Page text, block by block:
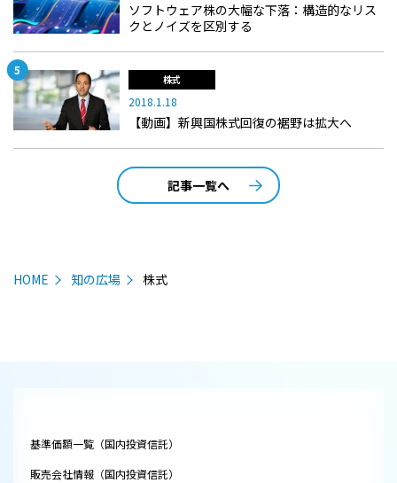
ソフトウェア株の大幅な下落：構造的なリス
クとノイズを区別する
株式
2018.1.18
【動画】新興国株式回復の裾野は拡大へ
記事一覧へ
HOME 知の広場 株式
基準価額一覧（国内投資信託）
販売会社情報（国内投資信託）